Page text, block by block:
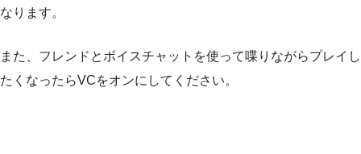
なります。
また、フレンドとボイスチャットを使って喋りながらプレイし
たくなったらVCをオンにしてください。